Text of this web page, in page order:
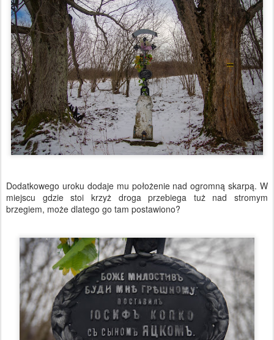
Dodatkowego uroku dodaje mu położenie nad ogromną skarpą. W
miejscu gdzie stoi krzyż droga przebiega tuż nad stromym
brzegiem, może dlatego go tam postawiono?